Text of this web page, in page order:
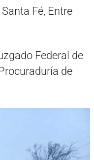
Fé, Entre
Federal de
de